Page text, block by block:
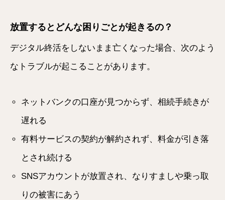
放置するとどんな困りごとが起きるの？
デジタル終活をしないまま亡くなった場合、次のよう
なトラブルが起こることがあります。
ネットバンクの口座が見つからず、相続手続きが
遅れる
有料サービスの契約が解約されず、料金が引き落
とされ続ける
SNSアカウントが放置され、なりすましや乗っ取
りの被害にあう